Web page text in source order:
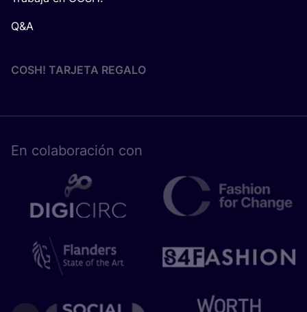
Q&A
COSH! TARJETA REGALO
En cola­bo­ra­ción con